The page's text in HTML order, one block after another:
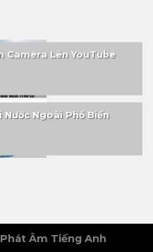
Camera Lên YouTube
Nước Ngoài Phổ Biến
Phát Âm Tiếng Anh